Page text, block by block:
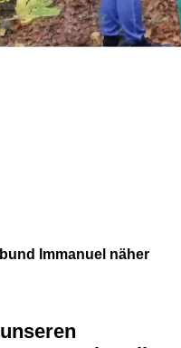
Immanuel näher